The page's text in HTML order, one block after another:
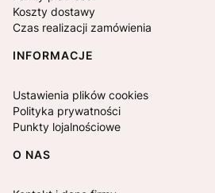
Koszty dostawy
Czas realizacji zamówienia
INFORMACJE
Ustawienia plików cookies
Polityka prywatności
Punkty lojalnościowe
O NAS